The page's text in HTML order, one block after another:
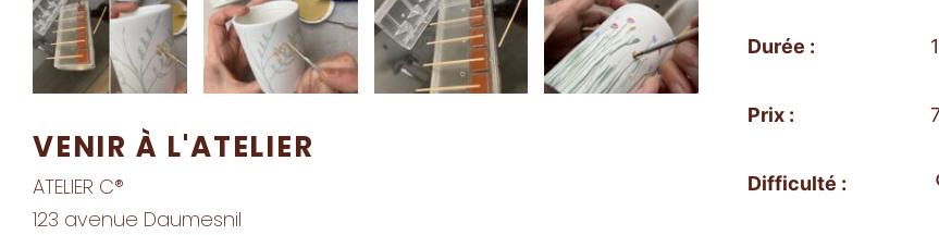
VENIR À L'ATELIER
ATELIER C®
123 avenue Daumesnil
Durée :
Prix :
Difficulté :